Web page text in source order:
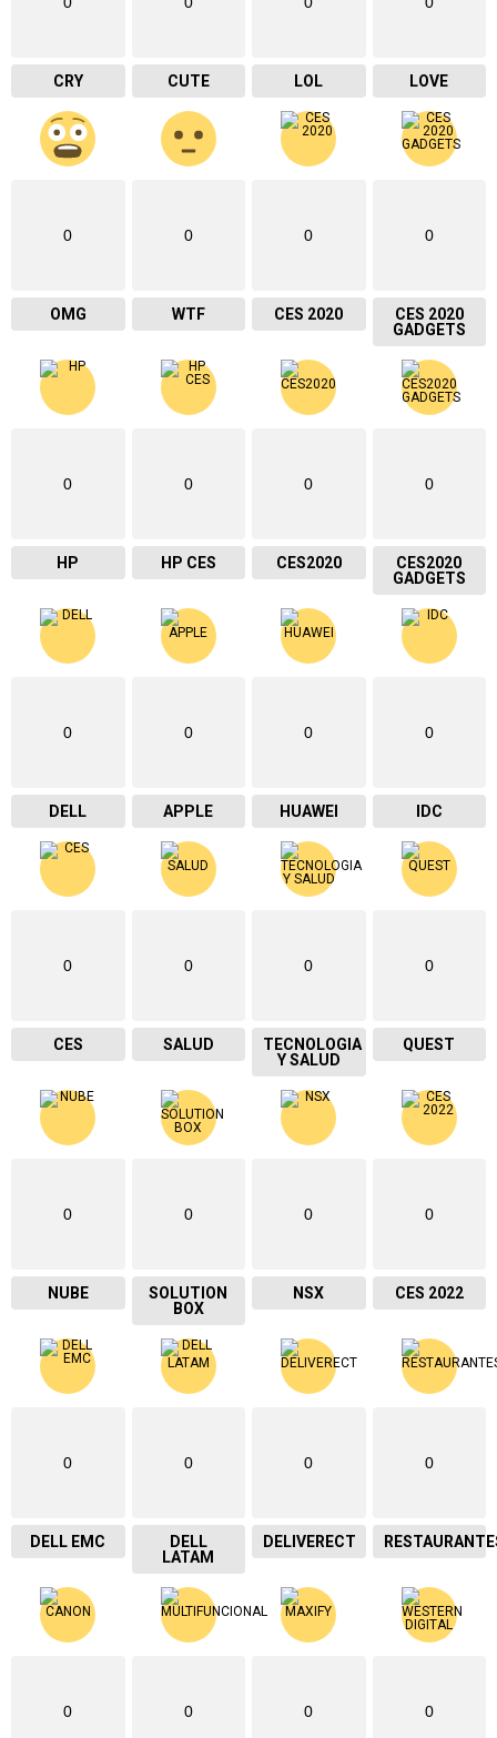
CRY CUTE LOL LOVE
0
OMG
0
WTF
0
CES 2020
0
CES 2020
GADGETS
0
HP
0
HP CES
0
CES2020
0
CES2020
GADGETS
0
DELL
0
APPLE
0
HUAWEI
0
IDC
0
CES
0
SALUD
0
TECNOLOGIA
Y SALUD
0
QUEST
0
NUBE
0
SOLUTION
BOX
0
NSX
0
CES 2022
0
DELL EMC
0
DELL
LATAM
0
DELIVERECT
0
0 0 0 0